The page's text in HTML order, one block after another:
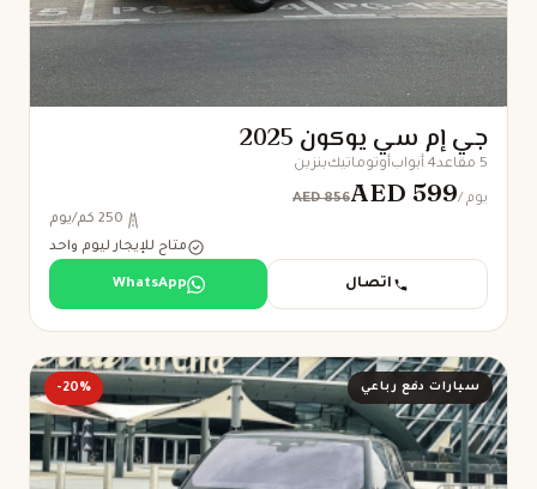
جي إم سي يوكون 2025
5 مقاعد 4 أبواب أوتوماتيكبنزين
AED 856AED 599 / يوم
250 كم/يوم
متاح للإيجار ليوم واحد
اتصال WhatsApp
سيارات دفع رباعي -20%